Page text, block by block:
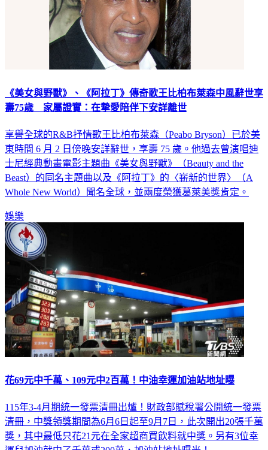
《美女與野獸》、《阿拉丁》傳奇歌王比柏布萊森中風辭世享
壽75歲 家屬證實：在摯愛陪伴下安詳離世
享譽全球的R&B抒情歌王比柏布萊森（Peabo Bryson）已於美
東時間 6 月 2 日傍晚安詳辭世，享壽 75 歲。他過去曾演唱迪
士尼經典動畫電影主題曲《美女與野獸》（Beauty and the
Beast）的同名主題曲以及《阿拉丁》的〈嶄新的世界〉（A
Whole New World）聞名全球，並兩度榮獲葛萊美獎肯定。
娛樂
花69元中千萬、109元中2百萬！中油幸運加油站地址曝
115年3-4月期統一發票清冊出爐！財政部賦稅署公開統一發票
清冊，中獎領獎期間為6月6日起至9月7日，此次開出20張千萬
獎，其中最低只花21元在全家超商買飲料就中獎。另有3位幸